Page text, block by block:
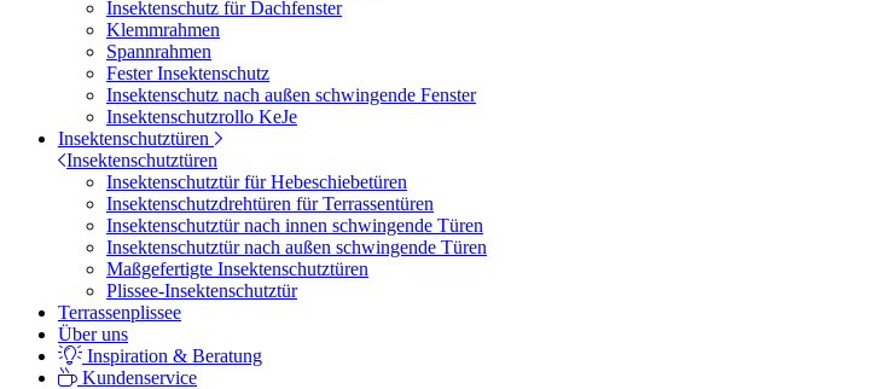
Insektenschutz für Dachfenster
Klemmrahmen
Spannrahmen
Fester Insektenschutz
Insektenschutz nach außen schwingende Fenster
Insektenschutzrollo KeJe
Insektenschutztüren
Insektenschutztüren
Insektenschutztür für Hebeschiebetüren
Insektenschutzdrehtüren für Terrassentüren
Insektenschutztür nach innen schwingende Türen
Insektenschutztür nach außen schwingende Türen
Maßgefertigte Insektenschutztüren
Plissee-Insektenschutztür
Terrassenplissee
Über uns
Inspiration & Beratung
Kundenservice